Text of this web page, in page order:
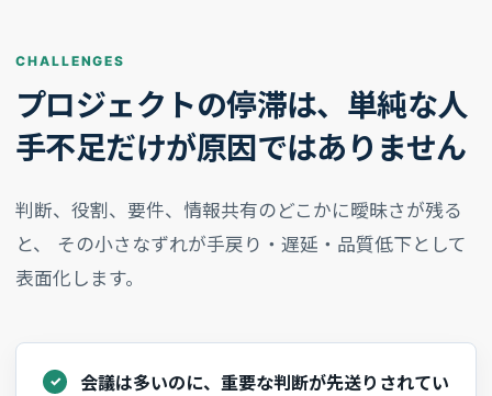
CHALLENGES
プロジェクトの停滞は、単純な人
手不足だけが原因ではありません
判断、役割、要件、情報共有のどこかに曖昧さが残る
と、 その小さなずれが手戻り・遅延・品質低下として
表面化します。
会議は多いのに、重要な判断が先送りされてい